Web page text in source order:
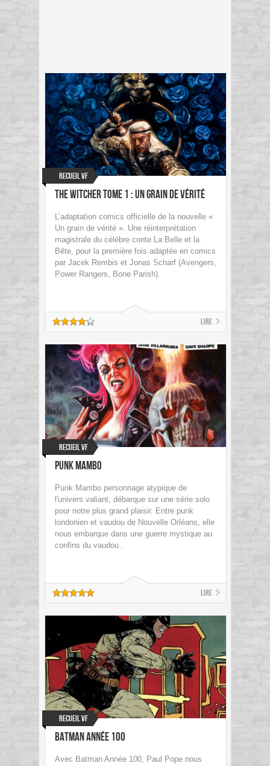
Recueil VF
The Witcher Tome 1 : Un grain de vérité
L’adaptation comics officielle de la nouvelle «
Un grain de vérité ». Une réinterprétation
magistrale du célèbre conte La Belle et la
Bête, pour la première fois adaptée en comics
par Jacek Rembis et Jonas Scharf (Avengers,
Power Rangers, Bone Parish).
Lire
Recueil VF
Punk Mambo
Punk Mambo personnage atypique de
l'univers valiant, débarque sur une série solo
pour notre plus grand plaisir. Entre punk
londonien et vaudou de Nouvelle Orléans, elle
nous embarque dans une guerre mystique au
confins du vaudou .
Lire
Recueil VF
Batman Année 100
Avec Batman Année 100, Paul Pope nous